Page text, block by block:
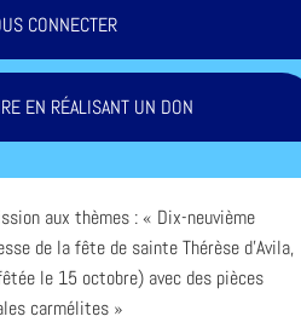
CONNECTER
EN RÉALISANT UN DON
aux thèmes : « Dix-neuvième
de la fête de sainte Thérèse d’Avila,
le 15 octobre) avec des pièces
carmélites »